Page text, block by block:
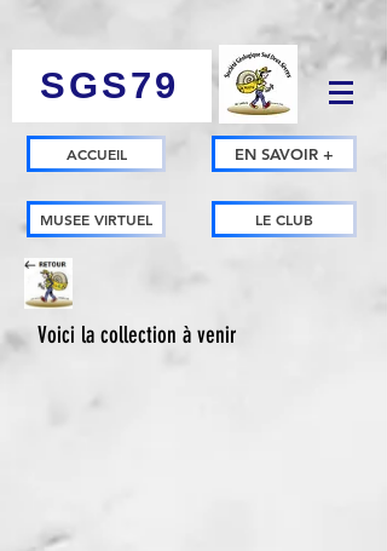
SGS79
ACCUEIL
MUSEE VIRTUEL
EN SAVOIR +
LE CLUB
Voici la collection à venir